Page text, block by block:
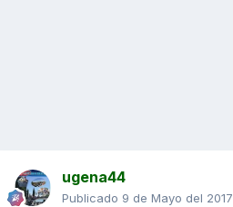
ugena44
Publicado 9 de Mayo del 2017